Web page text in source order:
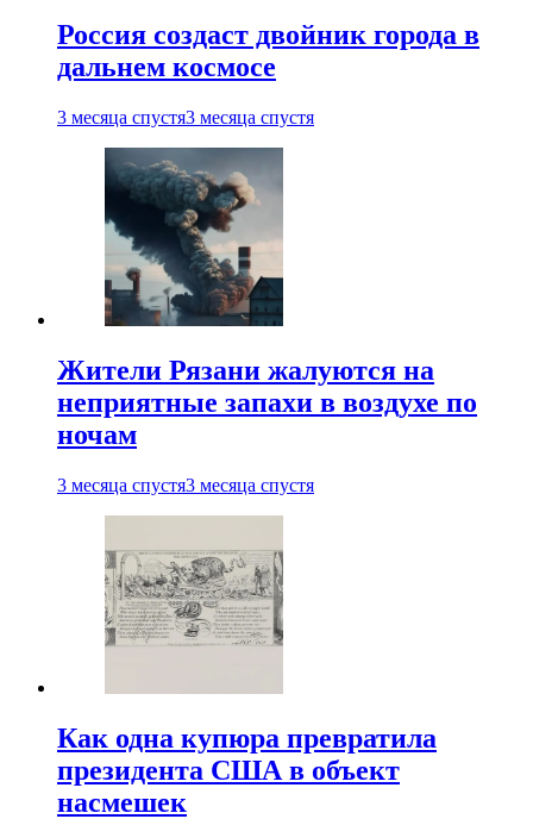
Россия создаст двойник города в
дальнем космосе
3 месяца спустя3 месяца спустя
Жители Рязани жалуются на
неприятные запахи в воздухе по
ночам
3 месяца спустя3 месяца спустя
Как одна купюра превратила
президента США в объект
насмешек